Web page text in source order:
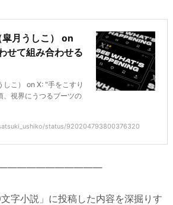
月うしこ） on
せて組み合わせる
こ） on X: "手をこすり
、視界にうつるブーツの
status/920204793800376320
字小説」に投稿した内容を深掘りす